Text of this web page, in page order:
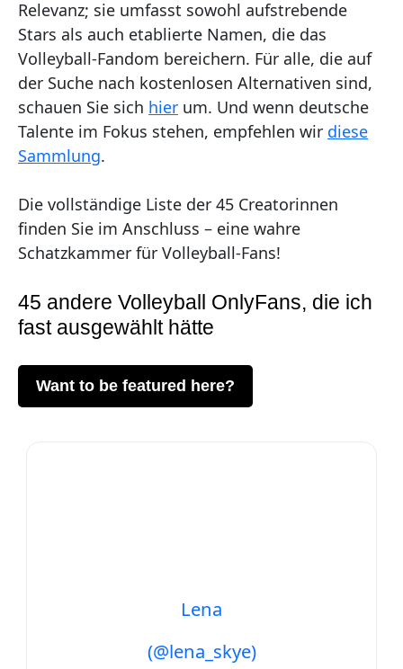
Relevanz; sie umfasst sowohl aufstrebende
Stars als auch etablierte Namen, die das
Volleyball-Fandom bereichern. Für alle, die auf
der Suche nach kostenlosen Alternativen sind,
schauen Sie sich hier um. Und wenn deutsche
Talente im Fokus stehen, empfehlen wir diese
Sammlung.
Die vollständige Liste der 45 Creatorinnen
finden Sie im Anschluss – eine wahre
Schatzkammer für Volleyball-Fans!
45 andere Volleyball OnlyFans, die ich
fast ausgewählt hätte
Want to be featured here?
Lena
(@lena_skye)